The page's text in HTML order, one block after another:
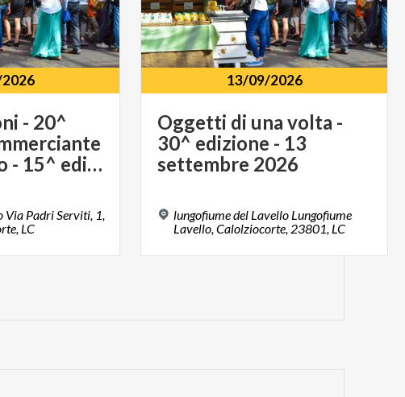
- 20^
per un giorno - 15^ edizione - 20 settembre 2026
Via Padri Serviti, 1,
LC
13/09/2026
Oggetti di una volta -
30^ edizione - 13
settembre 2026
lungofiume del Lavello Lungofiume
Lavello, Calolziocorte, 23801, LC